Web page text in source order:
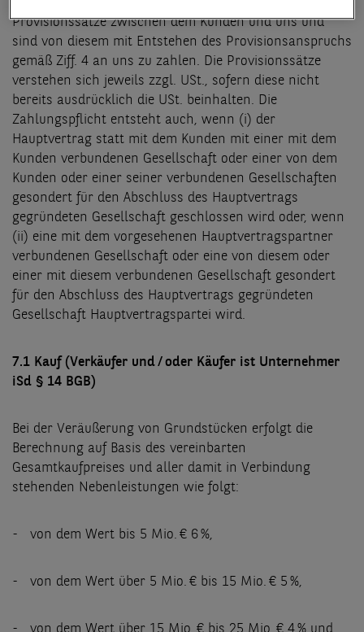
Provisionssätze zwischen dem Kunden und uns und
sind von diesem mit Entstehen des Provisionsanspruchs
gemäß Ziff. 4 an uns zu zahlen. Die Provisionssätze
verstehen sich jeweils zzgl. USt., sofern diese nicht
bereits ausdrücklich die USt. beinhalten. Die
Zahlungspflicht entsteht auch, wenn (i) der
Hauptvertrag statt mit dem Kunden mit einer mit dem
Kunden verbundenen Gesellschaft oder einer von dem
Kunden oder einer seiner verbundenen Gesellschaften
gesondert für den Abschluss des Hauptvertrags
gegründeten Gesellschaft geschlossen wird oder, wenn
(ii) eine mit dem vorgesehenen Hauptvertragspartner
verbundenen Gesellschaft oder eine von diesem oder
einer mit diesem verbundenen Gesellschaft gesondert
für den Abschluss des Hauptvertrags gegründeten
Gesellschaft Hauptvertragspartei wird.
7.1 Kauf (Verkäufer und / oder Käufer ist Unternehmer
iSd § 14 BGB)
Bei der Veräußerung von Grundstücken erfolgt die
Berechnung auf Basis des vereinbarten
Gesamtkaufpreises und aller damit in Verbindung
stehenden Nebenleistungen wie folgt:
- von dem Wert bis 5 Mio. € 6 %,
- von dem Wert über 5 Mio. € bis 15 Mio. € 5 %,
- von dem Wert über 15 Mio. € bis 25 Mio. € 4 % und